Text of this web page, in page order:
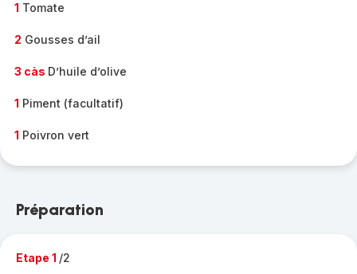
1 Tomate
2 Gousses d’ail
3 càs D’huile d’olive
1 Piment (facultatif)
1 Poivron vert
Préparation
Etape 1 /2